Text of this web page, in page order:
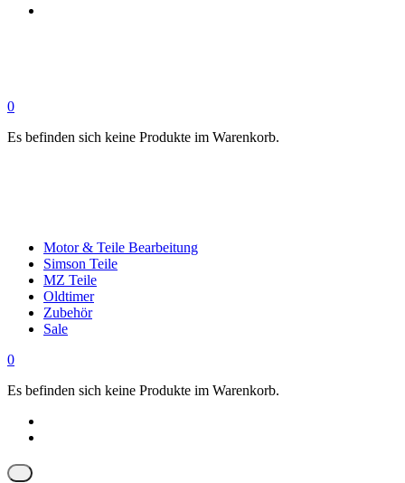
0
Es befinden sich keine Produkte im Warenkorb.
Motor & Teile Bearbeitung
Simson Teile
MZ Teile
Oldtimer
Zubehör
Sale
0
Es befinden sich keine Produkte im Warenkorb.